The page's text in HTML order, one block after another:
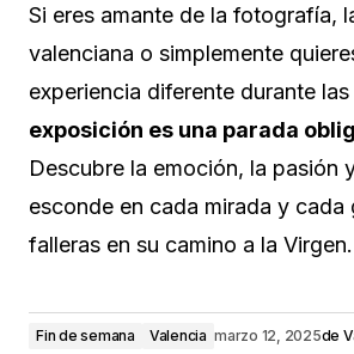
Si eres amante de la fotografía,
valenciana o simplemente
experiencia diferente durante las
exposición es una parada
Descubre la emoción, la pasión
esconde en cada mirada y cada
falleras en su camino a la Virgen.
Fin de semana Valencia marzo 12, 2025de